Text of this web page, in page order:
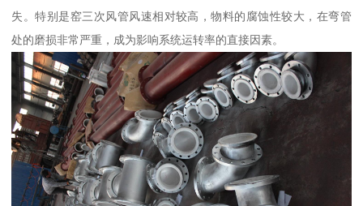
失。特别是窑三次风管风速相对较高，物料的腐蚀性较大，在弯管
处的磨损非常严重，成为影响系统运转率的直接因素。